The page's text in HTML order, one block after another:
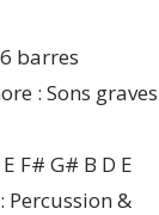
barres
: Sons
F# G# B D E
Percussion &